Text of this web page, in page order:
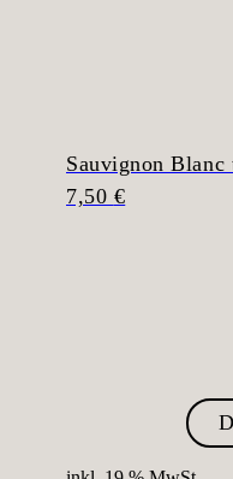
Sauvignon Blanc
7,50 €